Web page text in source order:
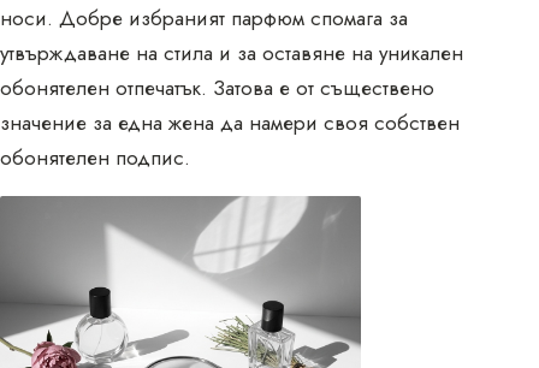
носи. Добре избраният парфюм спомага за
утвърждаване на стила и за оставяне на уникален
обонятелен отпечатък. Затова е от съществено
значение за една жена да намери своя собствен
обонятелен подпис.